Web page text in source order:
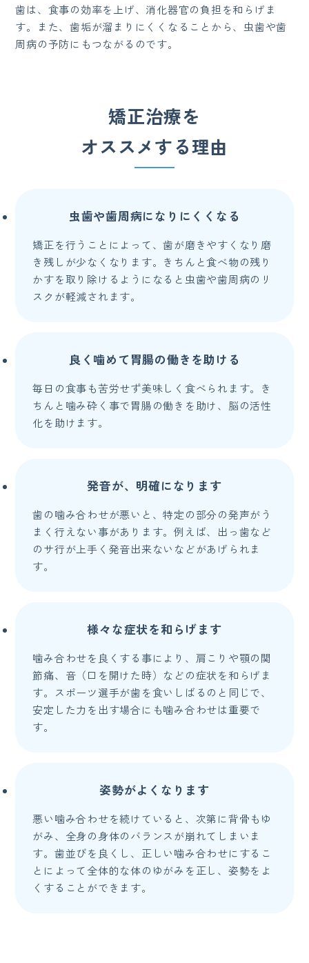
歯は、食事の効率を上げ、消化器官の負担を和らげま
す。また、歯垢が溜まりにくくなることから、虫歯や歯
周病の予防にもつながるのです。
矯正治療を
オススメする理由
虫歯や歯周病になりにくくなる
矯正を行うことによって、歯が磨きやすくなり磨
き残しが少なくなります。きちんと食べ物の残り
かすを取り除けるようになると虫歯や歯周病のリ
スクが軽減されます。
良く噛めて胃腸の働きを助ける
毎日の食事も苦労せず美味しく食べられます。き
ちんと噛み砕く事で胃腸の働きを助け、脳の活性
化を助けます。
発音が、明確になります
歯の噛み合わせが悪いと、特定の部分の発声がう
まく行えない事があります。例えば、出っ歯など
のサ行が上手く発音出来ないなどがあげられま
す。
様々な症状を和らげます
噛み合わせを良くする事により、肩こりや顎の関
節痛、音（口を開けた時）などの症状を和らげま
す。スポーツ選手が歯を食いしばるのと同じで、
安定した力を出す場合にも噛み合わせは重要で
す。
姿勢がよくなります
悪い噛み合わせを続けていると、次第に背骨もゆ
がみ、全身の身体のバランスが崩れてしまいま
す。歯並びを良くし、正しい噛み合わせにするこ
とによって全体的な体のゆがみを正し、姿勢をよ
くすることができます。